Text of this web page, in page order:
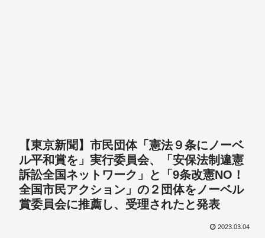
【東京新聞】市民団体「憲法９条にノーベ
ル平和賞を」実行委員会、「安保法制違憲
訴訟全国ネットワーク」と「9条改憲NO！
全国市民アクション」の２団体をノーベル
賞委員会に推薦し、受理されたと発表
2023.03.04